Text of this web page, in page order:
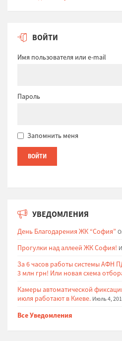
ВОЙТИ
Имя пользователя или e-mail
Пароль
Запомнить меня
УВЕДОМЛЕНИЯ
День Благодарения ЖК “София”
Прогулки над аллеей ЖК София!
За 6 часов работы системы АФН
3 млн грн! Или новая схема
Камеры автоматической
июля работают в Киеве. Июль 4,
Все Уведомления